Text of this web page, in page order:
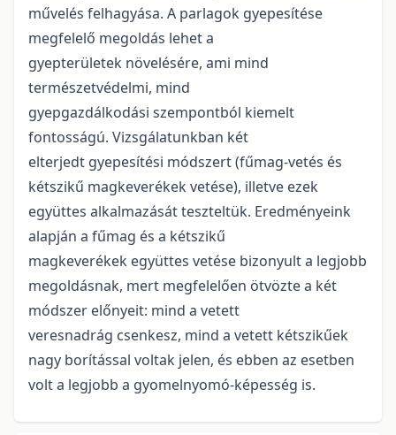
művelés felhagyása. A parlagok gyepesítése
megfelelő megoldás lehet a
gyepterületek növelésére, ami mind
természetvédelmi, mind
gyepgazdálkodási szempontból kiemelt
fontosságú. Vizsgálatunkban két
elterjedt gyepesítési módszert (fűmag-vetés és
kétszikű magkeverékek vetése), illetve ezek
együttes alkalmazását teszteltük. Eredményeink
alapján a fűmag és a kétszikű
magkeverékek együttes vetése bizonyult a legjobb
megoldásnak, mert megfelelően ötvözte a két
módszer előnyeit: mind a vetett
veresnadrág csenkesz, mind a vetett kétszikűek
nagy borítással voltak jelen, és ebben az esetben
volt a legjobb a gyomelnyomó-képesség is.